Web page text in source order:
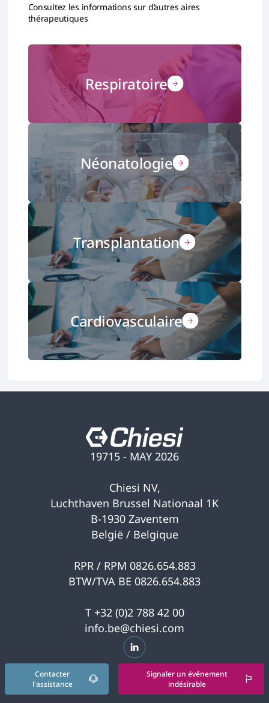
Consultez les informations sur d’autres aires
thérapeutiques
Respiratoire
Néonatologie
Transplantation
Cardiovasculaire
19715 - MAY 2026
Chiesi NV,
Luchthaven Brussel Nationaal 1K
B-1930 Zaventem
België / Belgique
RPR / RPM 0826.654.883
BTW/TVA BE 0826.654.883
T +32 (0)2 788 42 00
info.be@chiesi.com
s’ouvre dans un nouvel onglet
Contacter
l'assistance
Signaler un événement
indésirable